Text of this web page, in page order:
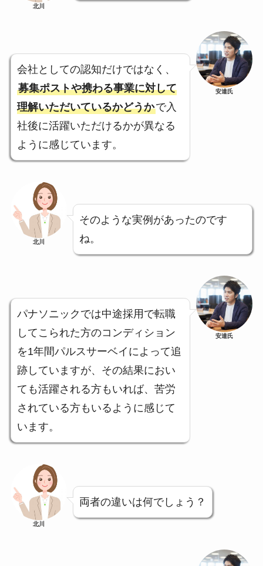
北川
会社としての認知だけではなく、
募集ポストや携わる事業に対して
理解いただいているかどうかで入
社後に活躍いただけるかが異なる
ように感じています。
安達氏
北川
そのような実例があったのです
ね。
パナソニックでは中途採用で転職
してこられた方のコンディション
を1年間パルスサーベイによって追
跡していますが、その結果におい
ても活躍される方もいれば、苦労
されている方もいるように感じて
います。
安達氏
北川
両者の違いは何でしょう？